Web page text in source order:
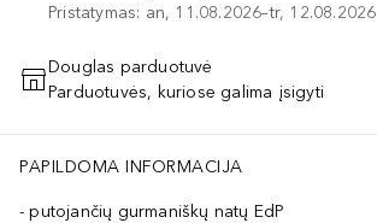
Pristatymas: an, 11.08.2026–tr, 12.08.2026
PRIDĖTI Į KREPŠELĮ
Douglas parduotuvė
Parduotuvės, kuriose galima įsigyti
PAPILDOMA INFORMACIJA
putojančių gurmaniškų natų EdP